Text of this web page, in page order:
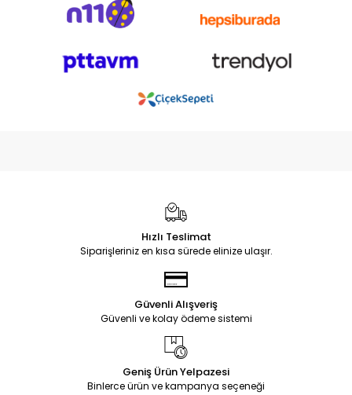
Hızlı Teslimat
Siparişleriniz en kısa sürede elinize ulaşır.
Güvenli Alışveriş
Güvenli ve kolay ödeme sistemi
Geniş Ürün Yelpazesi
Binlerce ürün ve kampanya seçeneği